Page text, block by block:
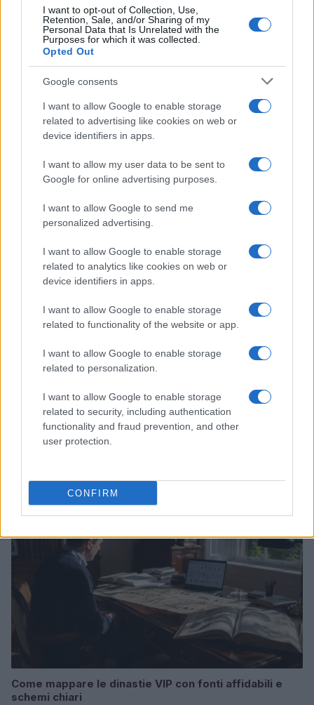
I want to opt-out of Collection, Use,
Retention, Sale, and/or Sharing of my
Personal Data that Is Unrelated with the
Purposes for which it was collected.
Opted Out
Google consents
I want to allow Google to enable storage
related to advertising like cookies on web or
device identifiers in apps.
I want to allow my user data to be sent to
Google for online advertising purposes.
I want to allow Google to send me
personalized advertising.
I want to allow Google to enable storage
related to analytics like cookies on web or
device identifiers in apps.
I want to allow Google to enable storage
related to functionality of the website or app.
I want to allow Google to enable storage
related to personalization.
I want to allow Google to enable storage
related to security, including authentication
functionality and fraud prevention, and other
user protection.
CONFIRM
La trasformazione di Argos: strategie per attrarre
nuovi acquirenti
CHI SI FA CHI
Come mappare le dinastie VIP con fonti affidabili e
schemi chiari